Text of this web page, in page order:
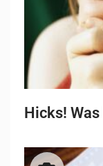
Hicks!